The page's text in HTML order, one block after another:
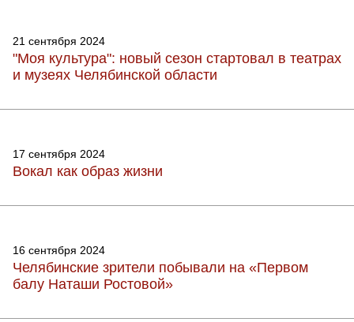
21 сентября 2024
"Моя культура": новый сезон стартовал в театрах
и музеях Челябинской области
17 сентября 2024
Вокал как образ жизни
16 сентября 2024
Челябинские зрители побывали на «Первом
балу Наташи Ростовой»